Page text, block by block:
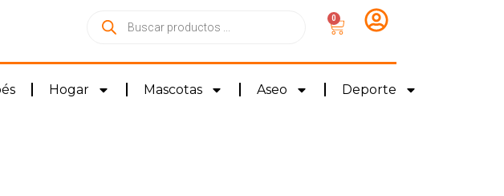
0
Hogar Mascotas Aseo Deporte